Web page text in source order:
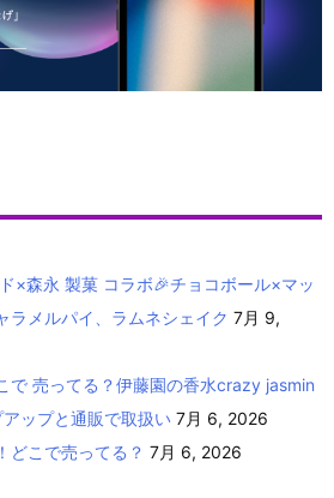
×森永 製菓 コラボ🎉チョコボール×マッ
ラメルパイ、ラムネシェイク 7月 9,
で 売ってる？伊藤園の香水crazy jasmin
ップと通販で取扱い 7月 6, 2026
どこで売ってる？ 7月 6, 2026